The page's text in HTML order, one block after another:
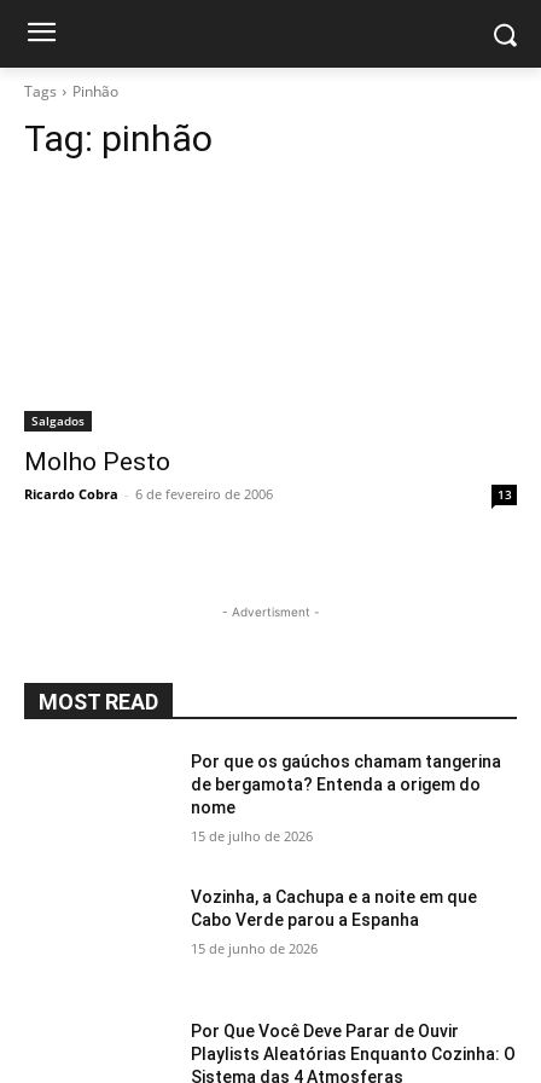
Tags Pinhão
Tag: pinhão
Salgados
Molho Pesto
Ricardo Cobra - 6 de fevereiro de 2006 13
- Advertisment -
MOST READ
Por que os gaúchos chamam tangerina
de bergamota? Entenda a origem do
nome
15 de julho de 2026
Vozinha, a Cachupa e a noite em que
Cabo Verde parou a Espanha
15 de junho de 2026
Por Que Você Deve Parar de Ouvir
Playlists Aleatórias Enquanto Cozinha: O
Sistema das 4 Atmosferas